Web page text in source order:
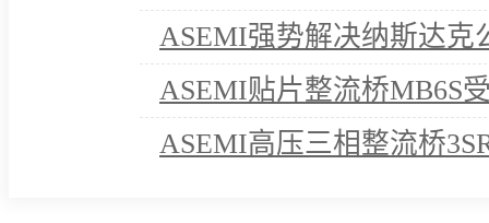
ASEMI强势解决纳斯达克
ASEMI贴片整流桥MB6S
ASEMI高压三相整流桥